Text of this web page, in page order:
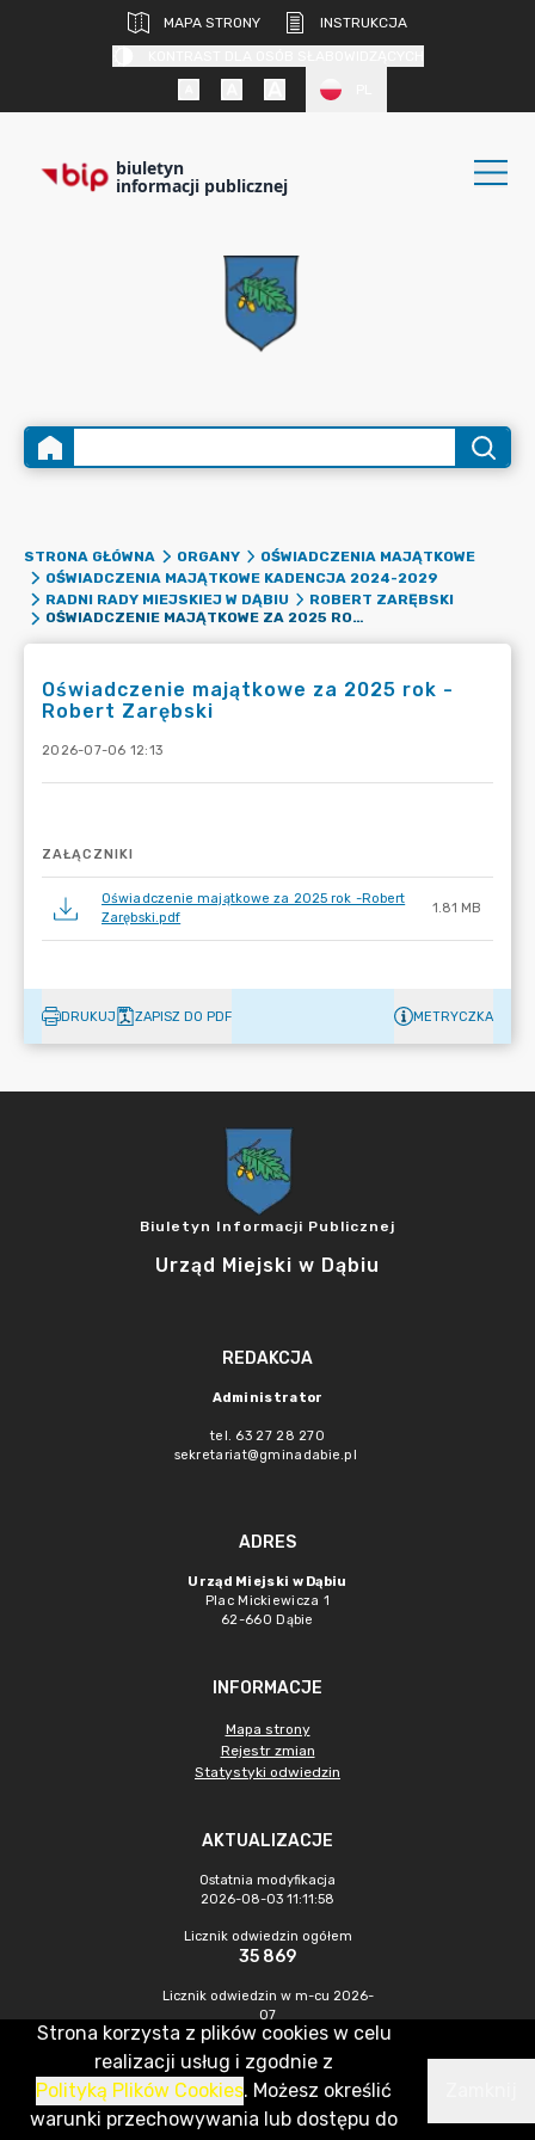
MAPA STRONY
INSTRUKCJA
biuletyn
informacji publicznej
STRONA GŁÓWNA ORGANY
OŚWIADCZENIA MAJĄTKOWE
OŚWIADCZENIA MAJĄTKOWE KADENCJA 2024-2029
RADNI RADY MIEJSKIEJ W DĄBIU
ROBERT ZARĘBSKI
OŚWIADCZENIE MAJĄTKOWE ZA 2025 ROK -ROBERT ZARĘBSKI
Oświadczenie majątkowe za 2025 rok -
Robert Zarębski
2026-07-06 12:13
ZAŁĄCZNIKI
Oświadczenie majątkowe za 2025 rok -Robert
Zarębski.pdf
1.81 MB
DRUKUJ ZAPISZ DO PDF METRYCZKA
Biuletyn Informacji Publicznej
Urząd Miejski w Dąbiu
REDAKCJA
Administrator
tel. 63 27 28 270
sekretariat@gminadabie.pl
ADRES
Urząd Miejski w Dąbiu
Plac Mickiewicza 1
62-660 Dąbie
INFORMACJE
Mapa strony
Rejestr zmian
Statystyki odwiedzin
AKTUALIZACJE
Ostatnia modyfikacja
2026-08-03 11:11:58
Licznik odwiedzin ogółem
35 869
Licznik odwiedzin w m-cu 2026-
07
528
CMS & Hosting: Nefeni Sp. z o.o.
Strona korzysta z plików cookies w celu
realizacji usług i zgodnie z
Polityką Plików Cookies. Możesz określić
warunki przechowywania lub dostępu do